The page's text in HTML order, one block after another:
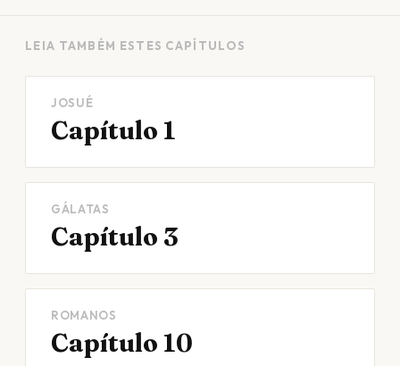
LEIA TAMBÉM ESTES CAPÍTULOS
JOSUÉ
Capítulo 1
GÁLATAS
Capítulo 3
ROMANOS
Capítulo 10